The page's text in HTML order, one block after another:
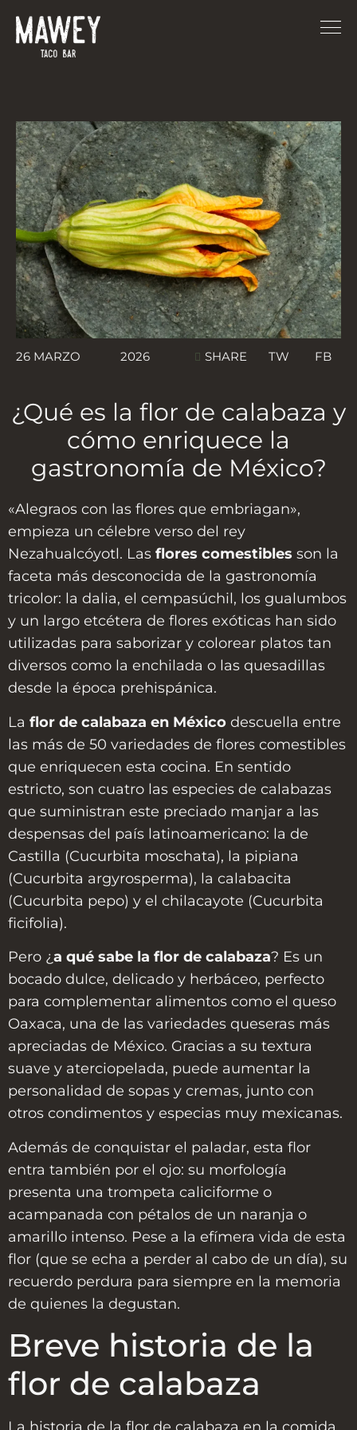
26 MARZO 2026 SHARE TW FB
¿Qué es la flor de calabaza y
cómo enriquece la
gastronomía de México?
«Alegraos con las flores que embriagan»,
empieza un célebre verso del rey
Nezahualcóyotl. Las flores comestibles son la
faceta más desconocida de la gastronomía
tricolor: la dalia, el cempasúchil, los gualumbos
y un largo etcétera de flores exóticas han sido
utilizadas para saborizar y colorear platos tan
diversos como la enchilada o las quesadillas
desde la época prehispánica.
La flor de calabaza en México descuella entre
las más de 50 variedades de flores comestibles
que enriquecen esta cocina. En sentido
estricto, son cuatro las especies de calabazas
que suministran este preciado manjar a las
despensas del país latinoamericano: la de
Castilla (Cucurbita moschata), la pipiana
(Cucurbita argyrosperma), la calabacita
(Cucurbita pepo) y el chilacayote (Cucurbita
ficifolia).
Pero ¿a qué sabe la flor de calabaza? Es un
bocado dulce, delicado y herbáceo, perfecto
para complementar alimentos como el queso
Oaxaca, una de las variedades queseras más
apreciadas de México. Gracias a su textura
suave y aterciopelada, puede aumentar la
personalidad de sopas y cremas, junto con
otros condimentos y especias muy mexicanas.
Además de conquistar el paladar, esta flor
entra también por el ojo: su morfología
presenta una trompeta caliciforme o
acampanada con pétalos de un naranja o
amarillo intenso. Pese a la efímera vida de esta
flor (que se echa a perder al cabo de un día), su
recuerdo perdura para siempre en la memoria
de quienes la degustan.
Breve historia de la
flor de calabaza